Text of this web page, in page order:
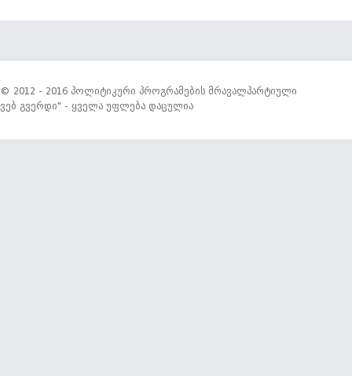
© 2012 - 2016 პოლიტიკური პროგრამების მრავალპარტიული
ვებ გვერდი" - ყველა უფლება დაცულია